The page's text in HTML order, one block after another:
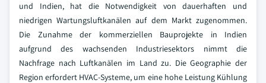
und Indien, hat die Notwendigkeit von dauerhaften und
niedrigen Wartungsluftkanälen auf dem Markt zugenommen.
Die Zunahme der kommerziellen Bauprojekte in Indien
aufgrund des wachsenden Industriesektors nimmt die
Nachfrage nach Luftkanälen im Land zu. Die Geographie der
Region erfordert HVAC-Systeme, um eine hohe Leistung Kühlung